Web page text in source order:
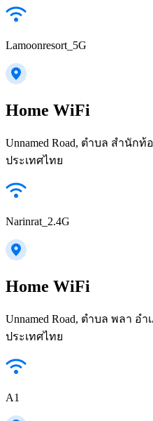
Lamoonresort_5G
Home WiFi
Unnamed Road, ตำบล สำนัก
ประเทศไทย
Narinrat_2.4G
Home WiFi
Unnamed Road, ตำบล พลา อ
ประเทศไทย
A1